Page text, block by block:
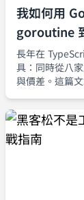
我如何用
goroutine
長年在
具：同時從八
與價差。這篇